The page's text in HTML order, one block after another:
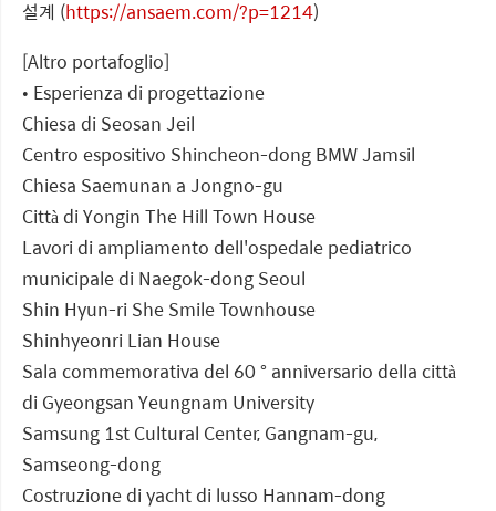
설계 (https://ansaem.com/?p=1214)
[Altro portafoglio]
• Esperienza di progettazione
Chiesa di Seosan Jeil
Centro espositivo Shincheon-dong BMW Jamsil
Chiesa Saemunan a Jongno-gu
Città di Yongin The Hill Town House
Lavori di ampliamento dell'ospedale pediatrico
municipale di Naegok-dong Seoul
Shin Hyun-ri She Smile Townhouse
Shinhyeonri Lian House
Sala commemorativa del 60 ° anniversario della città
di Gyeongsan Yeungnam University
Samsung 1st Cultural Center, Gangnam-gu,
Samseong-dong
Costruzione di yacht di lusso Hannam-dong